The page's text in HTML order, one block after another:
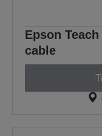
Epson
cable